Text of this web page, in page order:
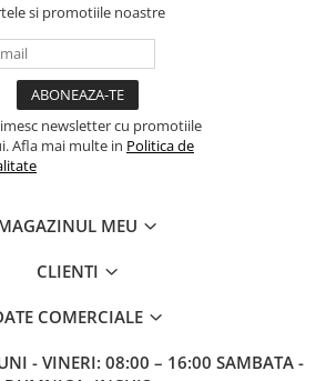
si promotiile noastre
newsletter cu promotiile
Afla mai multe in Politica de
MEU
CLIENTI
COMERCIALE
- VINERI: 08:00 – 16:00 SAMBATA -